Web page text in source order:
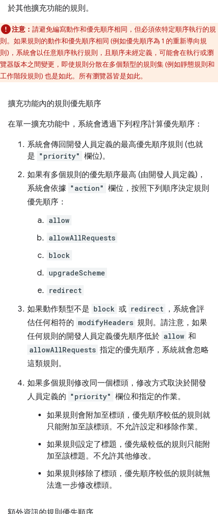
於其他擴充功能的規則。
注意： 請避免編寫動作和優先順序相同，但必須依特定順序執行的規
則。如果規則的動作和優先順序相同 (例如優先順序為 1 的重新導向規
則)，系統會以任意順序執行規則，且順序未經定義，可能會在執行或瀏
覽器版本之間變更，即使規則分散在多個類型的規則集 (例如靜態規則和
工作階段規則) 也是如此。所有瀏覽器皆是如此。
擴充功能內的規則優先順序
在單一擴充功能中，系統會透過下列程序計算優先順序：
系統會傳回開發人員定義的最高優先順序規則 (也就
是 "priority" 欄位)。
如果有多個規則的優先順序最高 (由開發人員定義)，
系統會依據 "action" 欄位，按照下列順序決定規則
優先順序：
allow
allowAllRequests
block
upgradeScheme
redirect
如果動作類型不是 block 或 redirect ，系統會評
估任何相符的 modifyHeaders 規則。請注意，如果
任何規則的開發人員定義優先順序低於 allow 和
allowAllRequests 指定的優先順序，系統就會忽略
這類規則。
如果多個規則修改同一個標頭，修改方式取決於開發
人員定義的 "priority" 欄位和指定的作業。
如果規則會附加至標頭，優先順序較低的規則就
只能附加至該標頭。不允許設定和移除作業。
如果規則設定了標題，優先級較低的規則只能附
加至該標題。不允許其他修改。
如果規則移除了標頭，優先順序較低的規則就無
法進一步修改標頭。